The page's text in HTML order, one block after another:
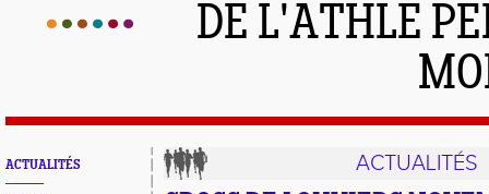
DE L'ATHLÉ
ACTUALITÉS ACTUALITÉS